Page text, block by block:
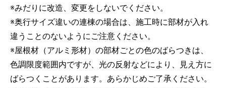
※みだりに改造、変更をしないでください。
※奥行サイズ違いの連棟の場合は、施工時に部材が入れ
違うことのないようにご注意ください。
※屋根材（アルミ形材）の部材ごとの色のばらつきは、
色調限度範囲内ですが、光の反射などにより、見え方に
ばらつくことがあります。あらかじめご了承ください。
お買い物を続ける カートへ進む